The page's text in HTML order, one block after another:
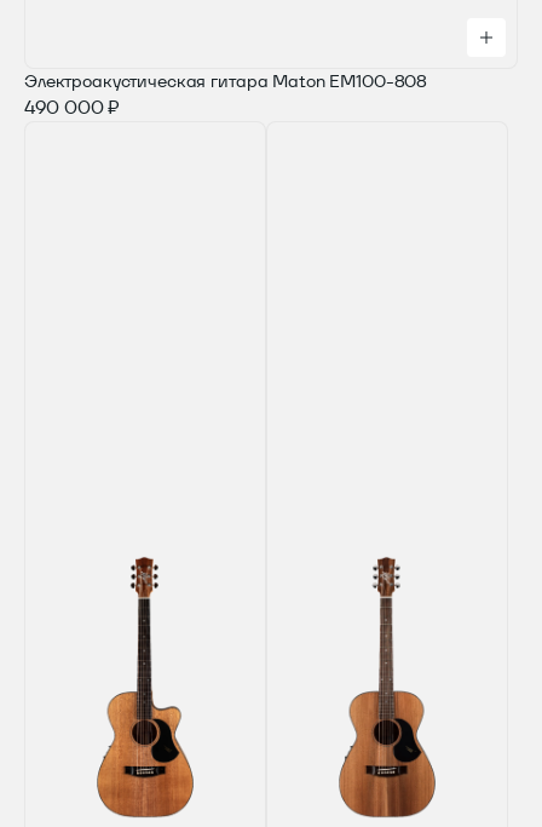
Электроакустическая гитара Maton EM100-808
490 000 ₽